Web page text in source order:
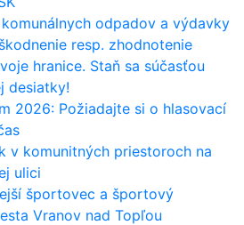
odpadov a výdavky
resp. zhodnotenie
hranice. Staň sa súčasťou
desiatky!
2026: Požiadajte si o hlasovací
v komunitných priestoroch na
ulici
športovec a športový
Vranov nad Topľou